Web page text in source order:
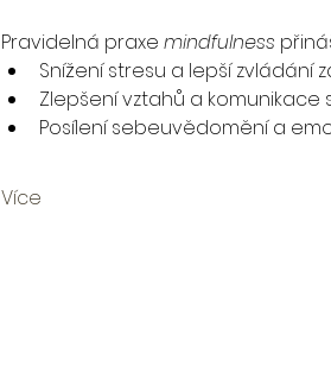
Pravidelná praxe mindfulness
Snížení stresu a lepší zvládání
Zlepšení vztahů a komunikace
Posílení sebeuvědomění a
Více